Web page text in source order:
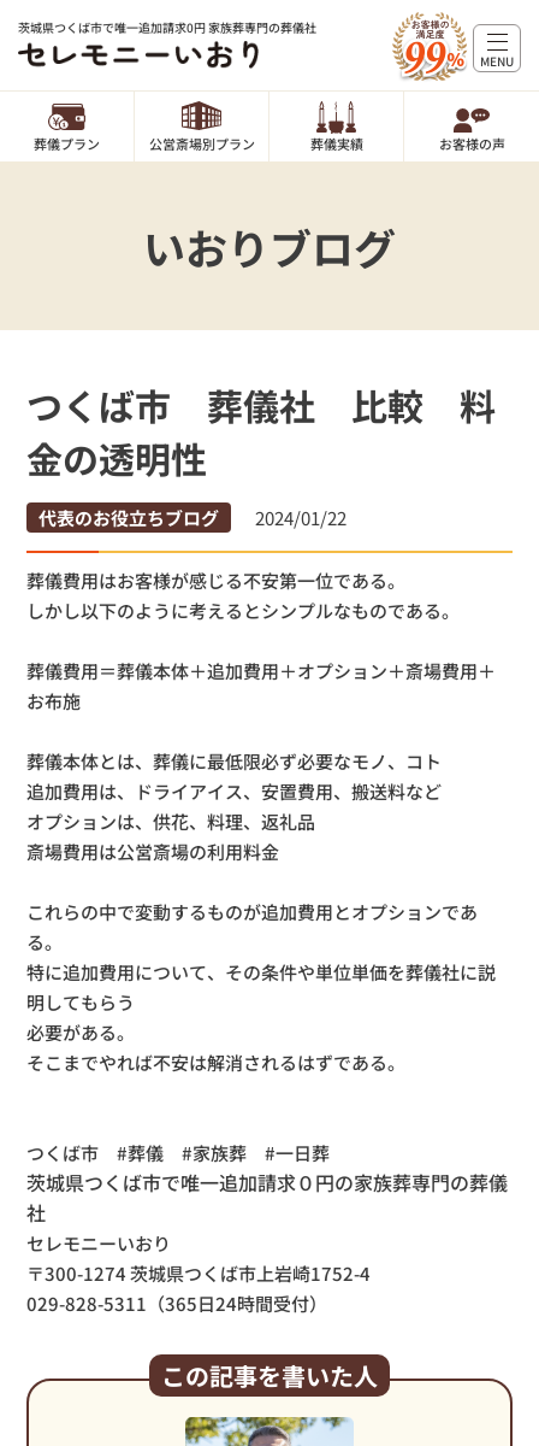
茨城県つくば市で唯一追加請求0円 家族葬専門の葬儀社
葬儀プラン 公営斎場別プラン 葬儀実績 お客様の声
MENU
いおりブログ
つくば市 葬儀社 比較 料
金の透明性
代表のお役立ちブログ 2024/01/22
葬儀費用はお客様が感じる不安第一位である。
しかし以下のように考えるとシンプルなものである。
葬儀費用＝葬儀本体＋追加費用＋オプション＋斎場費用＋
お布施
葬儀本体とは、葬儀に最低限必ず必要なモノ、コト
追加費用は、ドライアイス、安置費用、搬送料など
オプションは、供花、料理、返礼品
斎場費用は公営斎場の利用料金
これらの中で変動するものが追加費用とオプションであ
る。
特に追加費用について、その条件や単位単価を葬儀社に説
明してもらう
必要がある。
そこまでやれば不安は解消されるはずである。
つくば市 #葬儀 #家族葬 #一日葬
茨城県つくば市で唯一追加請求０円の家族葬専門の葬儀
社
セレモニーいおり
〒300-1274 茨城県つくば市上岩崎1752-4
029-828-5311（365日24時間受付）
この記事を書いた人